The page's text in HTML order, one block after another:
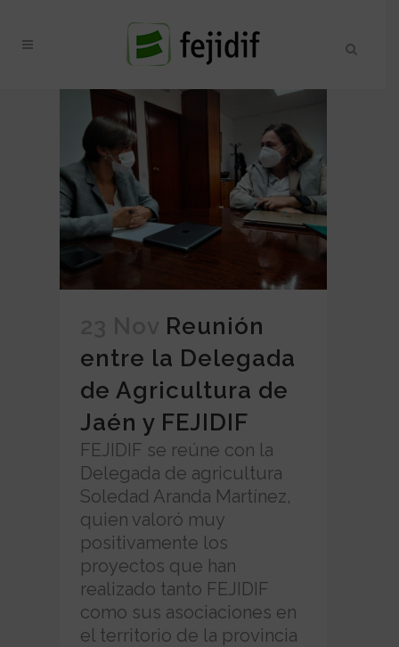
Reunión
entre la Delegada
de Agricultura de
Jaén y FEJIDIF
FEJIDIF se reúne con la
Delegada de agricultura
Soledad Aranda Martínez,
quien valoró muy
positivamente los
proyectos que han
realizado tanto FEJIDIF
como sus asociaciones en
el territorio de la provincia